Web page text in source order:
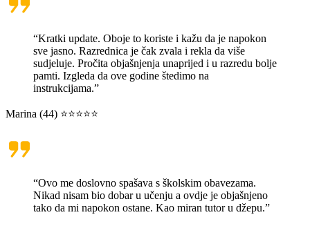
“Kratki update. Oboje to koriste i kažu da je napokon
sve jasno. Razrednica je čak zvala i rekla da više
sudjeluje. Pročita objašnjenja unaprijed i u razredu bolje
pamti. Izgleda da ove godine štedimo na
instrukcijama.”
Marina (44) ⭐⭐⭐⭐⭐
“Ovo me doslovno spašava s školskim obavezama.
Nikad nisam bio dobar u učenju a ovdje je objašnjeno
tako da mi napokon ostane. Kao miran tutor u džepu.”